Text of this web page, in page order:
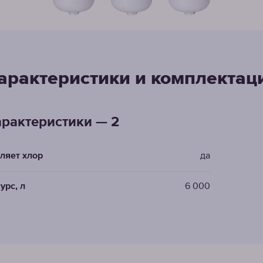
и
— 2
хлор да
л 6 000